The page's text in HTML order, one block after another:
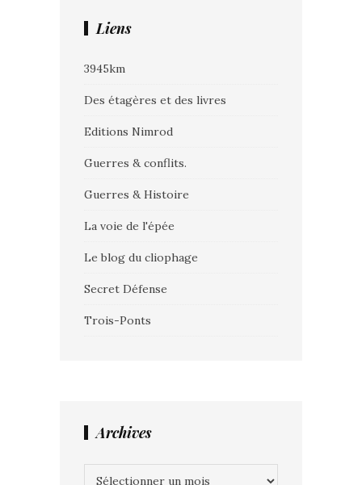
Liens
3945km
Des étagères et des livres
Editions Nimrod
Guerres & conflits.
Guerres & Histoire
La voie de l'épée
Le blog du cliophage
Secret Défense
Trois-Ponts
Archives